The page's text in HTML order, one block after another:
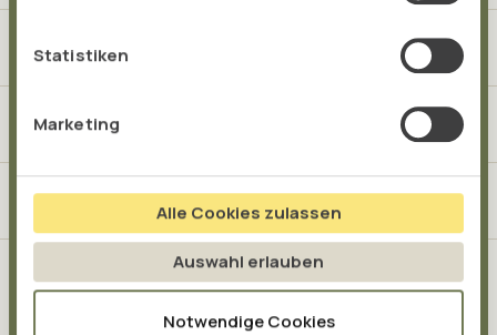
Statistiken
Marketing
Alle Cookies zulassen
Auswahl erlauben
Notwendige Cookies
Health Blog
About us
Services
Your direct connection to TISSO